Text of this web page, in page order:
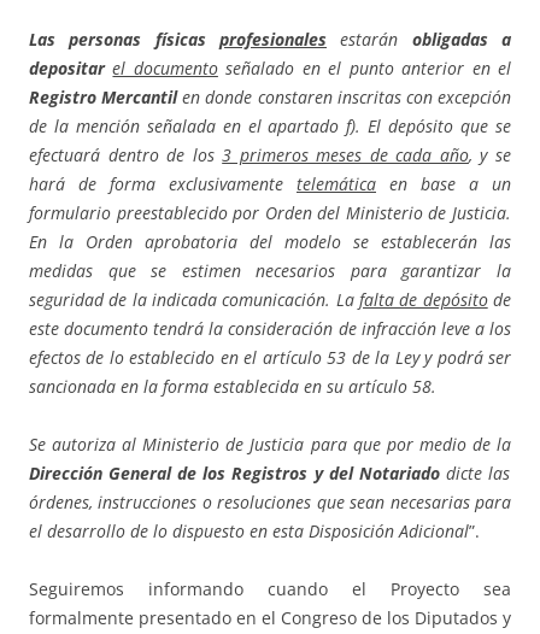
Las personas físicas profesionales estarán obligadas a
depositar el documentoseñalado en el punto anterior en el
Registro Mercantilen donde constaren inscritas con excepción
de la mención señalada en el apartado f). El depósito que se
efectuará dentro de los3 primeros meses de cada año, y se
hará de forma exclusivamente telemática en base a un
formulario preestablecido por Orden del Ministerio de Justicia.
En la Orden aprobatoria del modelo se establecerán las
medidas que se estimen necesarios para garantizar la
seguridad de la indicada comunicación. La falta de depósitode
este documento tendrá la consideración de infracción leve a los
efectos de lo establecido en el artículo 53 de la Ley y podrá ser
sancionada en la forma establecida en su artículo 58.
Se autoriza al Ministerio de Justicia para que por medio de la
Dirección Generalde los Registros y del Notariadodicte las
órdenes, instrucciones o resoluciones que sean necesarias para
el desarrollo de lo dispuesto en esta Disposición Adicional”.
Seguiremos informando cuando el Proyecto sea
formalmente presentado en el Congreso de los Diputados y